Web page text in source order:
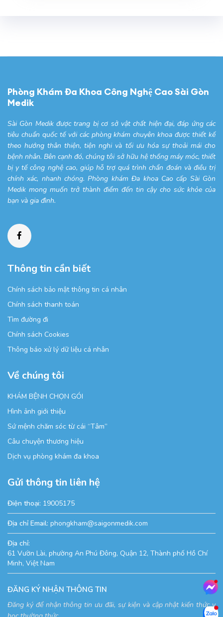
Phòng Khám Đa Khoa Công Nghệ Cao Sài Gòn
Medik
Sài Gòn Medik được trang bị cơ sở vật chất hiện đại, đáp ứng các
tiêu chuẩn quốc tế với các phòng khám chuyên khoa được thiết kế
theo hướng thân thiện, tiện nghi và tối ưu hóa sự thoải mái cho
bệnh nhân. Bên cạnh đó, chúng tôi sở hữu hệ thống máy móc, thiết
bị y tế công nghệ cao, giúp hỗ trợ quá trình chẩn đoán và điều trị
chính xác, nhanh chóng. Phòng khám Đa khoa Cao cấp Sài Gòn
Medik mong muốn trở thành điểm đến tin cậy cho sức khỏe của
bạn và gia đình.
Thông tin cần biết
Chính sách bảo mật thông tin cá nhân
Chính sách thanh toán
Tìm đường đi
Chính sách Cookies
Thông báo xử lý dữ liệu cá nhân
Về chúng tôi
KHÁM BỆNH CHỌN GÓI
Hình ảnh giới thiệu
Sứ mệnh chăm sóc từ cái “Tâm”
Câu chuyện thương hiệu
Dịch vụ phòng khám đa khoa
Gửi thông tin liên hệ
Điện thoại: 19005175
Địa chỉ Email: phongkham@saigonmedik.com
Địa chỉ:
61 Vườn Lài, phường An Phú Đông, Quận 12, Thành phố Hồ Chí
Minh, Việt Nam
ĐĂNG KÝ NHẬN THÔNG TIN
Đăng ký để nhận thông tin ưu đãi, sự kiện và cập nhật kiến thức y